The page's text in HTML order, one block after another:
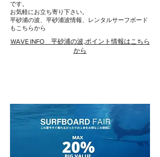
です。
お気軽にお立ち寄り下さい。
平砂浦の波、平砂浦波情報、レンタルサーフボード
もこちらから
WAVE INFO 平砂浦の波,ポイント情報はこちら
から